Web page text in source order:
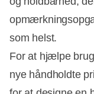
som helst.
For at hjælpe
nye håndholdte